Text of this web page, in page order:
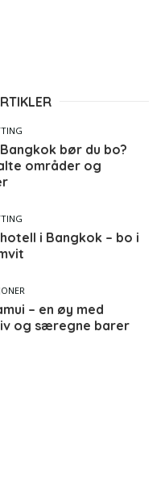
bør du bo?
områder og
i Bangkok – bo i
– en øy med
og særegne barer